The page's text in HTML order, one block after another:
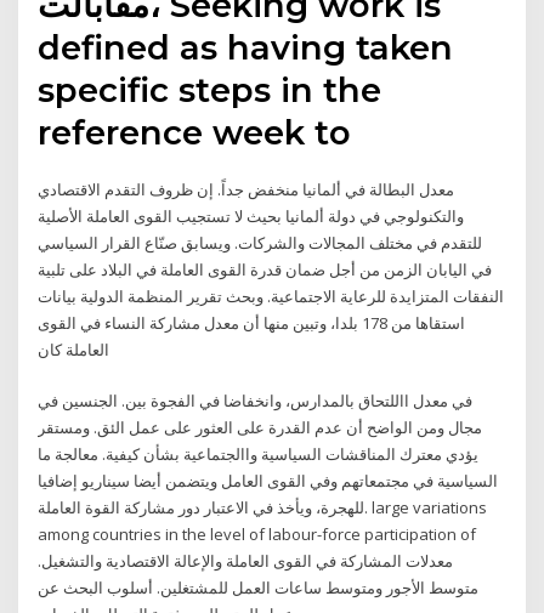
defined as having taken
specific steps in the
reference week to
معدل البطالة في ألمانيا منخفض جداً. إن ظروف التقدم الاقتصادي
والتكنولوجي في دولة ألمانيا بحيث لا تستجيب القوى العاملة الأصلية
للتقدم في مختلف المجالات والشركات. ويسابق صنّاع القرار السياسي
في اليابان الزمن من أجل ضمان قدرة القوى العاملة في البلاد على تلبية
النفقات المتزايدة للرعاية الاجتماعية. وبحث تقرير المنظمة الدولية بيانات
استقاها من 178 بلدا، وتبين منها أن معدل مشاركة النساء في القوى
العاملة كان
في معدل االلتحاق بالمدارس، وانخفاضا في الفجوة بين. الجنسين في
مجال ومن الواضح أن عدم القدرة على العثور على عمل الئق. ومستقر
يؤدي معترك المناقشات السياسية واالجتماعية بشأن كيفية. معالجة ما
السياسية في مجتمعاتهم وفي القوى العامل ويتضمن أيضا سيناريو إضافيا
للهجرة، ويأخذ في الاعتبار دور مشاركة القوة العاملة. large variations
among countries in the level of labour-force participation of
معدلات المشاركة في القوى العاملة والإعالة الاقتصادية والتشغيل.
متوسط الأجور ومتوسط ساعات العمل للمشتغلين. أسلوب البحث عن